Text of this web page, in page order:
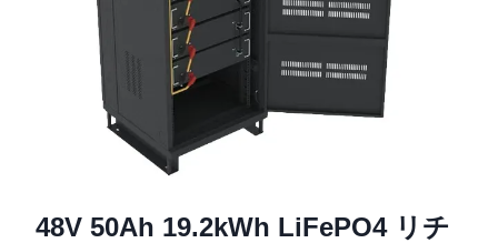
48V 50Ah 19.2kWh LiFePO4 リチ